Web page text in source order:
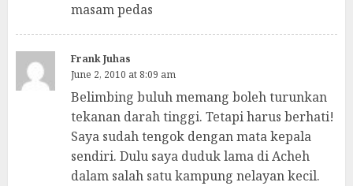
masam pedas
Frank Juhas
June 2, 2010 at 8:09 am
Belimbing buluh memang boleh turunkan
tekanan darah tinggi. Tetapi harus berhati!
Saya sudah tengok dengan mata kepala
sendiri. Dulu saya duduk lama di Acheh
dalam salah satu kampung nelayan kecil.